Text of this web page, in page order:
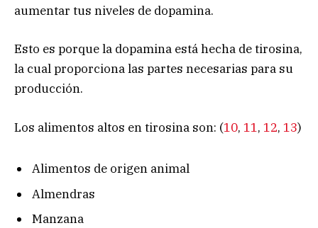
aumentar tus niveles de dopamina.
Esto es porque la dopamina está hecha de tirosina,
la cual proporciona las partes necesarias para su
producción.
Los alimentos altos en tirosina son: (10, 11, 12, 13)
Alimentos de origen animal
Almendras
Manzana